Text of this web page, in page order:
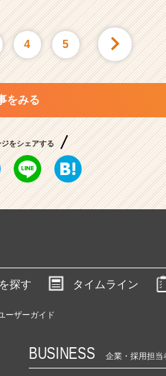
4 5
をみる
をシェアする
探す タイムライン
ーザーガイド
BUSINESS 企業・採用担当